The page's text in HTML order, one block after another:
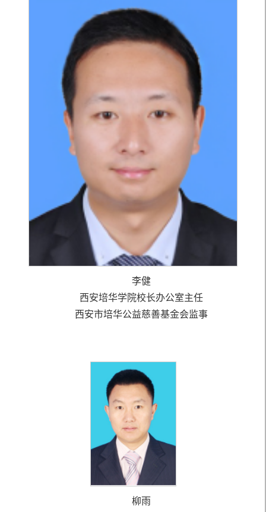
李健
西安培华学院校长办公室主任
西安市培华公益慈善基金会监事
柳雨